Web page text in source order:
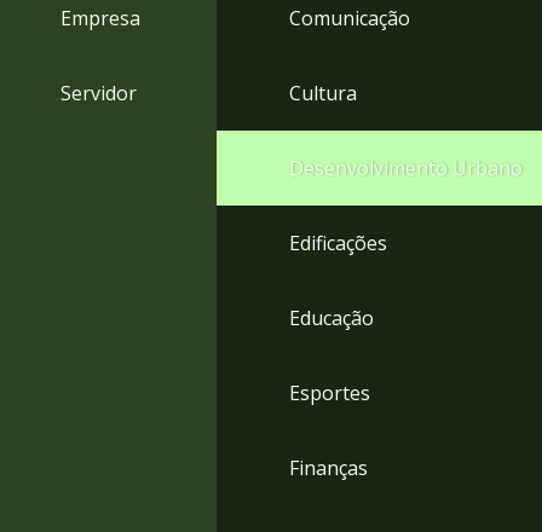
Empresa
Servidor
Comunicação
Cultura
Desenvolvimento Urbano
Edificações
Educação
Esportes
Finanças